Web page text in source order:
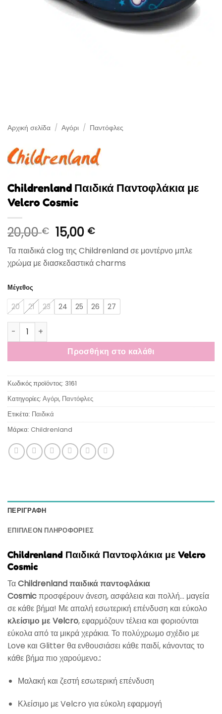
Αρχική σελίδα / Αγόρι / Παντόφλες
Childrenland Παιδικά Παντοφλάκια με
Velcro Cosmic
20,00€ Original
price
was:
20,00 €.
15,00 €Η
τρέχουσα
τιμή
είναι:
Τα παιδικά clog της Childrenland σε μοντέρνο μπλε
χρώμα με διασκεδαστικά charms
Μέγεθος
20 21 23 24 25 26 27
Childrenland Παιδικά Παντοφλάκια με Velcro Cosmic
Προσθήκη στο καλάθι
Κωδικός προϊόντος: 3161
Κατηγορίες: Αγόρι, Παντόφλες
Ετικέτα: Παιδικά
Μάρκα: Childrenland
ΠΕΡΙΓΡΑΦΉ
ΕΠΙΠΛΈΟΝ ΠΛΗΡΟΦΟΡΊΕΣ
Childrenland Παιδικά Παντοφλάκια με Velcro
Cosmic
ΤαChildrenland παιδικά παντοφλάκια
Cosmicπροσφέρουν άνεση, ασφάλεια και πολλή… μαγεία
σε κάθε βήμα! Με απαλή εσωτερική επένδυση και εύκολο
κλείσιμο με Velcro, εφαρμόζουν τέλεια και φοριούνται
εύκολα από τα μικρά χεράκια. Το πολύχρωμο σχέδιο με
Love και Glitter θα ενθουσιάσει κάθε παιδί, κάνοντας το
κάθε βήμα πιο χαρούμενο.:
Μαλακή και ζεστή εσωτερική επένδυση
Κλείσιμο με Velcro για εύκολη εφαρμογή